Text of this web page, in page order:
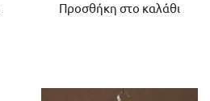
Προσθήκη στο καλάθι